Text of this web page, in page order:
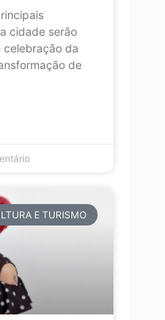
cidade serão
celebração da
de
E TURISMO